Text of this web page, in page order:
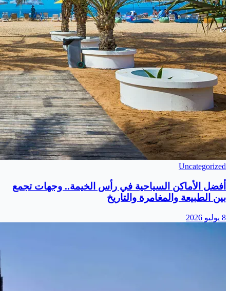
Uncategorized
أفضل الأماكن السياحية في رأس الخيمة.. وجهات تجمع
بين الطبيعة والمغامرة والتاريخ
8 يوليو 2026